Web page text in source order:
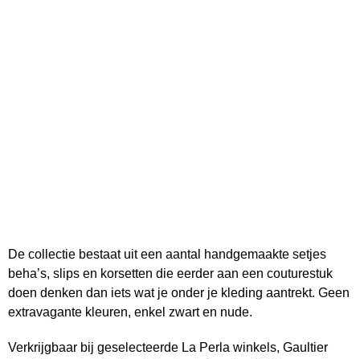
De collectie bestaat uit een aantal handgemaakte setjes
beha’s, slips en korsetten die eerder aan een couturestuk
doen denken dan iets wat je onder je kleding aantrekt. Geen
extravagante kleuren, enkel zwart en nude.
Verkrijgbaar bij geselecteerde La Perla winkels, Gaultier